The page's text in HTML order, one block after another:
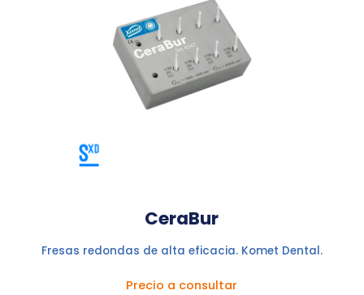
CeraBur
Fresas redondas de alta eficacia. Komet Dental.
Precio a consultar